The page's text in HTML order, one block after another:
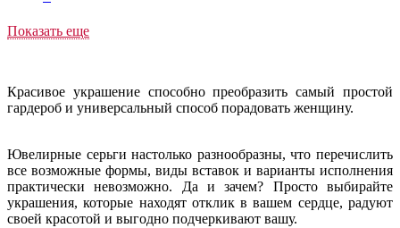
Показать еще
Красивое украшение способно преобразить самый простой
гардероб и универсальный способ порадовать женщину.
Ювелирные серьги настолько разнообразны, что перечислить
все возможные формы, виды вставок и варианты исполнения
практически невозможно. Да и зачем? Просто выбирайте
украшения, которые находят отклик в вашем сердце, радуют
своей красотой и выгодно подчеркивают вашу.